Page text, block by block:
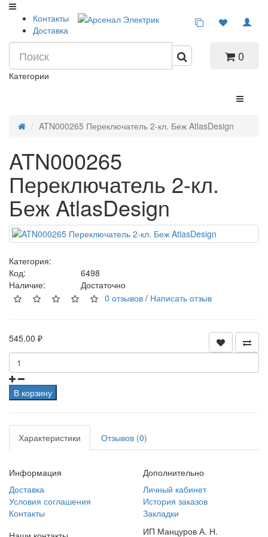
Контакты
Доставка
0
Категории
ATN000265 Переключатель 2-кл. Беж AtlasDesign
ATN000265
Переключатель 2-кл.
Беж AtlasDesign
Категория:
Код:
6498
Наличие:
Достаточно
0 отзывов / Написать отзыв
545.00 ₽
В корзину
Характеристики Отзывов (0)
Информация
Доставка
Условия соглашения
Контакты
Дополнительно
Личный кабинет
История заказов
Закладки
ИП Манцуров А. Н.